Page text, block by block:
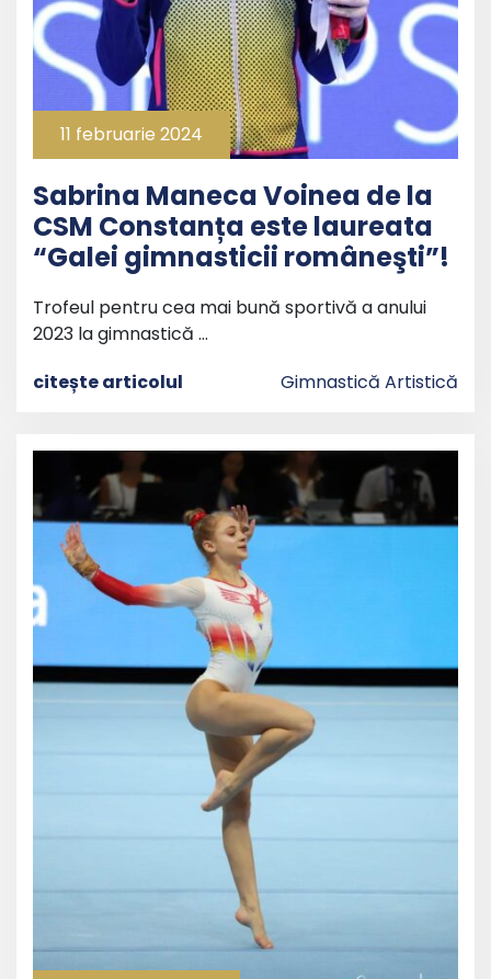
11 februarie 2024
Sabrina Maneca Voinea de la
CSM Constanța este laureata
“Galei gimnasticii româneşti”!
Trofeul pentru cea mai bună sportivă a anului
2023 la gimnastică …
citește articolul
Gimnastică Artistică